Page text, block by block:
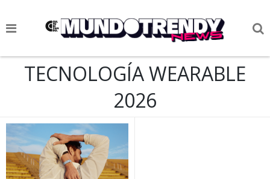
NOTICIAS
CIENCIA Y TECNOLOGÍA
VIDA
SOCIEDAD
TECNOLOGÍA WEARABLE
2026